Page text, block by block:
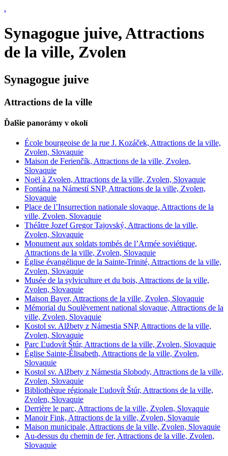
.
Synagogue juive, Attractions
de la ville, Zvolen
Synagogue juive
Attractions de la ville
Ďalšie panorámy v okolí
École bourgeoise de la rue J. Kozáček, Attractions de la ville,
Zvolen, Slovaquie
Maison de Ferienčík, Attractions de la ville, Zvolen,
Slovaquie
Noël à Zvolen, Attractions de la ville, Zvolen, Slovaquie
Fontána na Námestí SNP, Attractions de la ville, Zvolen,
Slovaquie
Place de l’Insurrection nationale slovaque, Attractions de la
ville, Zvolen, Slovaquie
Théâtre Jozef Gregor Tajovský, Attractions de la ville,
Zvolen, Slovaquie
Monument aux soldats tombés de l’Armée soviétique,
Attractions de la ville, Zvolen, Slovaquie
Église évangélique de la Sainte-Trinité, Attractions de la ville,
Zvolen, Slovaquie
Musée de la sylviculture et du bois, Attractions de la ville,
Zvolen, Slovaquie
Maison Bayer, Attractions de la ville, Zvolen, Slovaquie
Mémorial du Soulèvement national slovaque, Attractions de la
ville, Zvolen, Slovaquie
Kostol sv. Alžbety z Námestia SNP, Attractions de la ville,
Zvolen, Slovaquie
Parc Ľudovít Štúr, Attractions de la ville, Zvolen, Slovaquie
Église Sainte-Élisabeth, Attractions de la ville, Zvolen,
Slovaquie
Kostol sv. Alžbety z Námestia Slobody, Attractions de la ville,
Zvolen, Slovaquie
Bibliothèque régionale Ľudovít Štúr, Attractions de la ville,
Zvolen, Slovaquie
Derrière le parc, Attractions de la ville, Zvolen, Slovaquie
Manoir Fink, Attractions de la ville, Zvolen, Slovaquie
Maison municipale, Attractions de la ville, Zvolen, Slovaquie
Au-dessus du chemin de fer, Attractions de la ville, Zvolen,
Slovaquie